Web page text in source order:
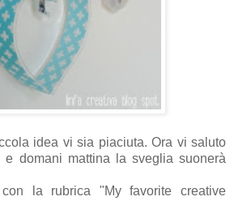
idea vi sia piaciuta. Ora vi saluto
e domani mattina la sveglia suonerà
la rubrica "My favorite creative